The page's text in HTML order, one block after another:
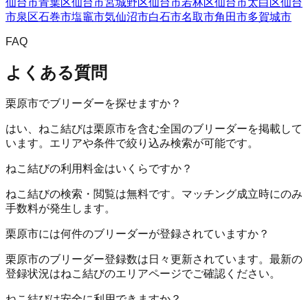
市泉区石巻市塩竈市気仙沼市白石市名取市角田市多賀城市
FAQ
よくある質問
栗原市でブリーダーを探せますか？
はい、ねこ結びは栗原市を含む全国のブリーダーを掲載して
います。エリアや条件で絞り込み検索が可能です。
ねこ結びの利用料金はいくらですか？
ねこ結びの検索・閲覧は無料です。マッチング成立時にのみ
手数料が発生します。
栗原市には何件のブリーダーが登録されていますか？
栗原市のブリーダー登録数は日々更新されています。最新の
登録状況はねこ結びのエリアページでご確認ください。